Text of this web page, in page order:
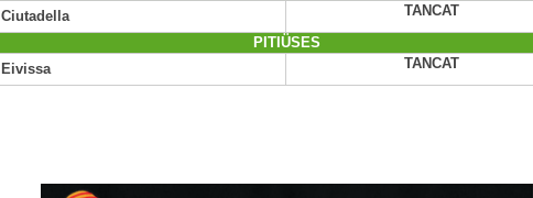
Ciutadella
TANCAT
PITIÜSES
Eivissa
TANCAT